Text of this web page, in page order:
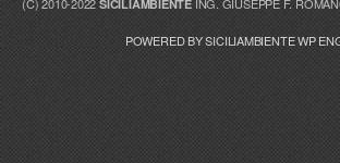
SICILIAMBIENTE
POWERED BY SICILIAMBIENTE WP